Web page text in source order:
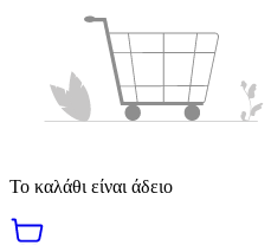
Το καλάθι είναι άδειο